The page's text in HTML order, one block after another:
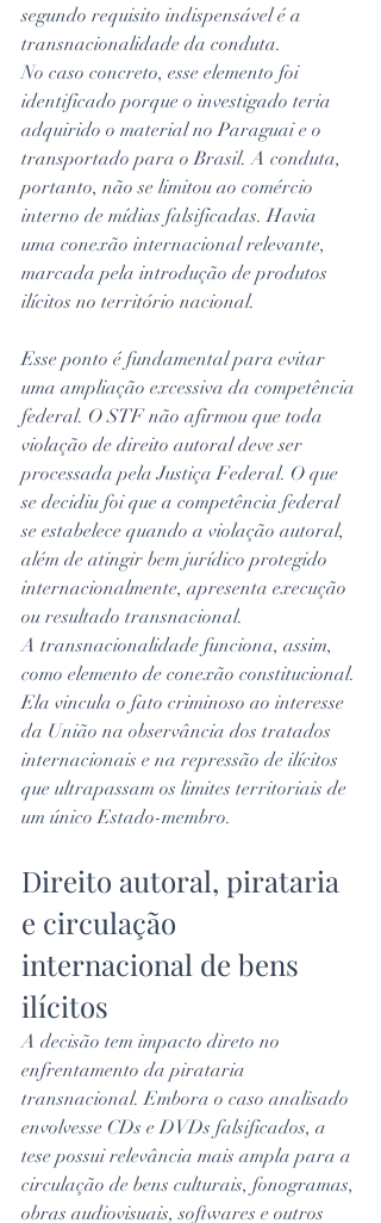
segundo requisito indispensável é a
transnacionalidade da conduta.
No caso concreto, esse elemento foi
identificado porque o investigado teria
adquirido o material no Paraguai e o
transportado para o Brasil. A conduta,
portanto, não se limitou ao comércio
interno de mídias falsificadas. Havia
uma conexão internacional relevante,
marcada pela introdução de produtos
ilícitos no território nacional.
Esse ponto é fundamental para evitar
uma ampliação excessiva da competência
federal. O STF não afirmou que toda
violação de direito autoral deve ser
processada pela Justiça Federal. O que
se decidiu foi que a competência federal
se estabelece quando a violação autoral,
além de atingir bem jurídico protegido
internacionalmente, apresenta execução
ou resultado transnacional.
A transnacionalidade funciona, assim,
como elemento de conexão constitucional.
Ela vincula o fato criminoso ao interesse
da União na observância dos tratados
internacionais e na repressão de ilícitos
que ultrapassam os limites territoriais de
um único Estado-membro.
Direito autoral, pirataria
e circulação
internacional de bens
ilícitos
A decisão tem impacto direto no
enfrentamento da pirataria
transnacional. Embora o caso analisado
envolvesse CDs e DVDs falsificados, a
tese possui relevância mais ampla para a
circulação de bens culturais, fonogramas,
obras audiovisuais, softwares e outros